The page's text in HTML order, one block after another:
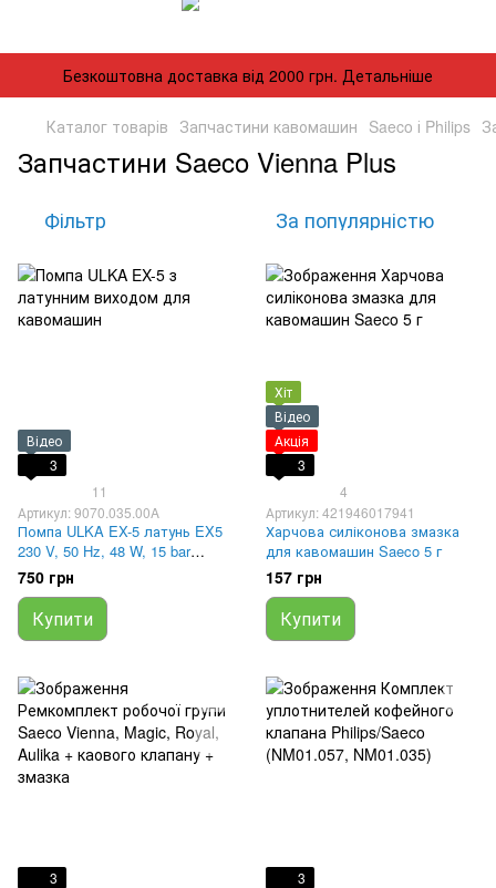
Безкоштовна доставка від 2000 грн. Детальніше
Каталог товарів Запчастини кавомашин Saeco і Philips
Запчастини Saeco Vienna Plus
Фільтр За популярністю
Відео
3
11
Артикул: 9070.035.00A
Помпа ULKA EX-5 латунь EX5
230 V, 50 Hz, 48 W, 15 bar
9070.035.00A, 421941305991,
1122735
750 грн
Купити
Хіт
Відео
Акція
3
4
Артикул: 421946017941
Харчова силіконова змазка
для кавомашин Saeco 5 г
157 грн
Купити
3
3